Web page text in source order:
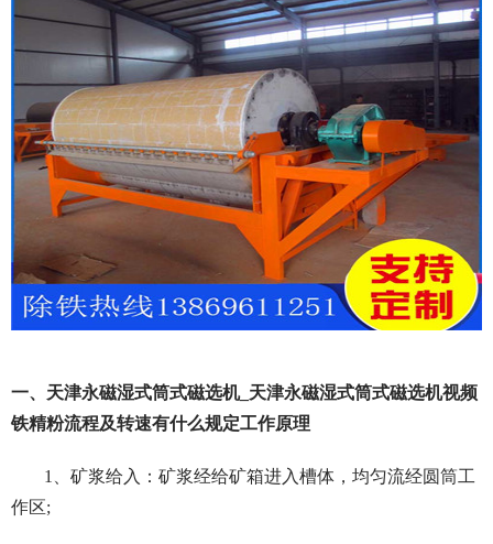
一、天津永磁湿式筒式磁选机_天津永磁湿式筒式磁选机视频
铁精粉流程及转速有什么规定工作原理
1、矿浆给入：矿浆经给矿箱进入槽体，均匀流经圆筒工
作区;